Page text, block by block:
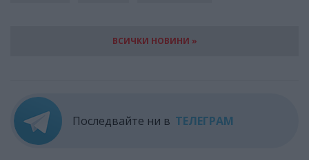
ВСИЧКИ НОВИНИ »
Последвайте ни в ТЕЛЕГРАМ